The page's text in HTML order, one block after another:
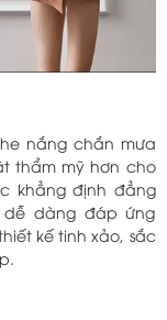
nắng chắn mưa
thẩm mỹ hơn cho
khẳng định đẳng
dàng đáp ứng
kế tinh xảo, sắc